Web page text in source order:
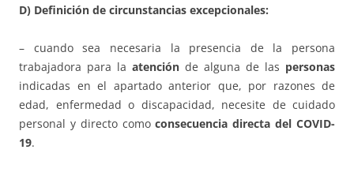
D) Definición de circunstancias excepcionales:
– cuando sea necesaria la presencia de la persona
trabajadora para la atención de alguna de las personas
indicadas en el apartado anterior que, por razones de
edad, enfermedad o discapacidad, necesite de cuidado
personal y directo comoconsecuencia directa del COVID-
19.